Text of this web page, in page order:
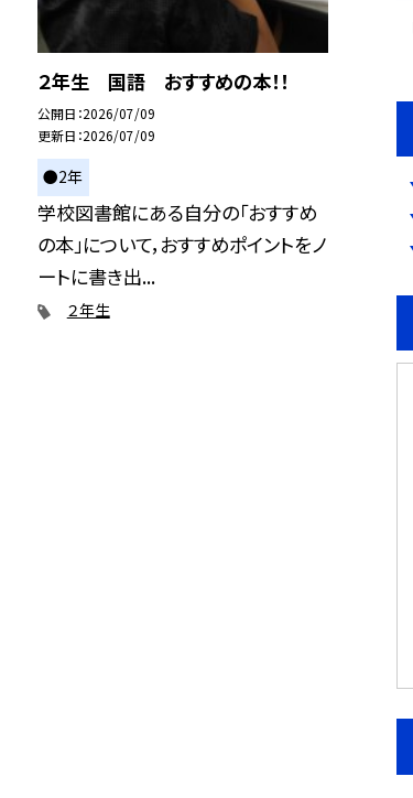
２年生 国語 おすすめの本！！
公開日 2026/07/09
更新日 2026/07/09
●2年
学校図書館にある自分の「おすすめ
の本」について，おすすめポイントをノ
ートに書き出...
２年生